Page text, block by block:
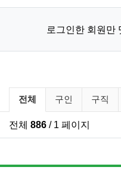
로그인한 회원만
구인/구직 분류
전체 구인 구직
전체 886 / 1 페이지